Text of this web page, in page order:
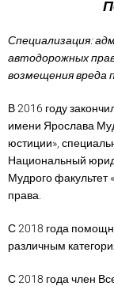
Специализация:
автодорожных
возмещения вреда
В 2016 году
имени Ярослава
юстиции»,
Национальный
Мудрого факультет
права.
С 2018 года
различным
С 2018 года член